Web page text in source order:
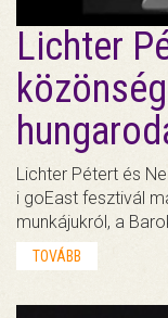
Lichter
Lichter Pétert és
i goEast fesztivál
munkájukról, a
TOVÁBB